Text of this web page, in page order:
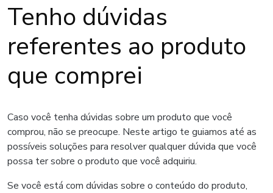
Tenho dúvidas
referentes ao produto
que comprei
Caso você tenha dúvidas sobre um produto que você
comprou, não se preocupe. Neste artigo te guiamos até as
possíveis soluções para resolver qualquer dúvida que você
possa ter sobre o produto que você adquiriu.
Se você está com dúvidas sobre o conteúdo do produto,